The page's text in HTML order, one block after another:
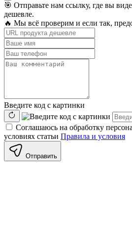
🎯 Отправьте нам ссылку, где вы
дешевле.
🔥 Мы всё проверим и если так,
Введите код с картинки
Соглашаюсь на обработку
условиях статьи Правила и условия
Отправить